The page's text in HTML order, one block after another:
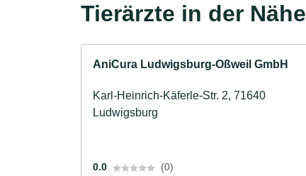
Tierärzte in der Nähe
AniCura Ludwigsburg-Oßweil GmbH
Karl-Heinrich-Käferle-Str. 2, 71640
Ludwigsburg
0.0 (0)